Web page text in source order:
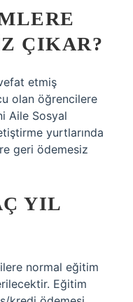
ÇIKAR?
etmiş
olan öğrencilere
Aile Sosyal
yurtlarında
geri ödemesiz
YIL
normal eğitim
Eğitim